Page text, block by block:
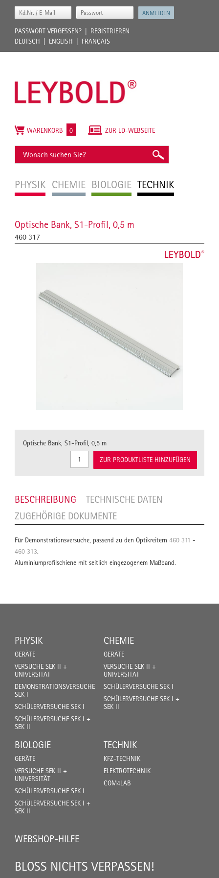
PASSWORT VERGESSEN?
REGISTRIEREN
DEUTSCH
ENGLISH FRANÇAIS
PHYSIK CHEMIE BIOLOGIE TECHNIK
ZUR LD-WEBSEITE
WARENKORB 0
Optische Bank, S1-Profil, 0,5 m
460 317
Optische Bank, S1-Profil, 0,5 m
ZUR PRODUKTLISTE HINZUFÜGEN
BESCHREIBUNG
TECHNISCHE DATEN
ZUGEHÖRIGE DOKUMENTE
Für Demonstrationsversuche, passend zu den Optikreitern 460 311 -
460 313.
Aluminiumprofilschiene mit seitlich eingezogenem Maßband.
PHYSIK
GERÄTE
VERSUCHE SEK II +
UNIVERSITÄT
DEMONSTRATIONSVERSUCHE
SEK I
SCHÜLERVERSUCHE SEK I
SCHÜLERVERSUCHE SEK I +
SEK II
CHEMIE
GERÄTE
VERSUCHE SEK II +
UNIVERSITÄT
SCHÜLERVERSUCHE SEK I
SCHÜLERVERSUCHE SEK I +
SEK II
BIOLOGIE
GERÄTE
VERSUCHE SEK II +
UNIVERSITÄT
SCHÜLERVERSUCHE SEK I
SCHÜLERVERSUCHE SEK I +
SEK II
TECHNIK
KFZ-TECHNIK
ELEKTROTECHNIK
COM4LAB
WEBSHOP-HILFE
BLOSS NICHTS VERPASSEN!